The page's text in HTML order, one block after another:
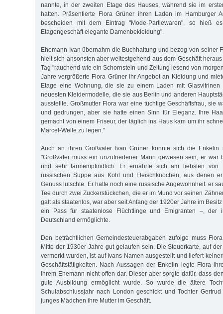
nannte, in der zweiten Etage des Hauses, während sie im
hatten. Präsentierte Flora Grüner ihren Laden im Hamburger
bescheiden mit dem Eintrag "Mode-Partiewaren", so hieß
Etagengeschäft elegante Damenbekleidung".
Ehemann Ivan übernahm die Buchhaltung und bezog von seiner
hielt sich ansonsten aber weitestgehend aus dem Geschäft
Tag "rauchend wie ein Schornstein und Zeitung lesend von
Jahre vergrößerte Flora Grüner ihr Angebot an Kleidung und
Etage eine Wohnung, die sie zu einem Laden mit
neuesten Kleidermodelle, die sie aus Berlin und anderen
ausstellte. Großmutter Flora war eine tüchtige Geschäftsfrau, sie
und gedrungen, aber sie hatte einen Sinn für Eleganz. Ihre
gemacht von einem Friseur, der täglich ins Haus kam um ihr
Marcel-Welle zu legen."
Auch an ihren Großvater Ivan Grüner konnte sich die Enkelin
"Großvater muss ein unzufriedener Mann gewesen sein, er war
und sehr lärmempfindlich. Er ernährte sich am liebsten von
russischen Suppe aus Kohl und Fleischknochen, aus denen
Genuss lutschte. Er hatte noch eine russische Angewohnheit: er
Tee durch zwei Zuckerstückchen, die er im Mund vor seinen
galt als staatenlos, war aber seit Anfang der 1920er Jahre im
ein Pass für staatenlose Flüchtlinge und Emigranten –, der
Deutschland ermöglichte.
Den beträchtlichen Gemeindesteuerabgaben zufolge muss
Mitte der 1930er Jahre gut gelaufen sein. Die Steuerkarte, auf
vermerkt wurden, ist auf Ivans Namen ausgestellt und liefert
Geschäftstätigkeiten. Nach Aussagen der Enkelin legte Flora
ihrem Ehemann nicht offen dar. Dieser aber sorgte dafür, dass
gute Ausbildung ermöglicht wurde. So wurde die ältere
Schulabschlussjahr nach London geschickt und Tochter
junges Mädchen ihre Mutter im Geschäft.